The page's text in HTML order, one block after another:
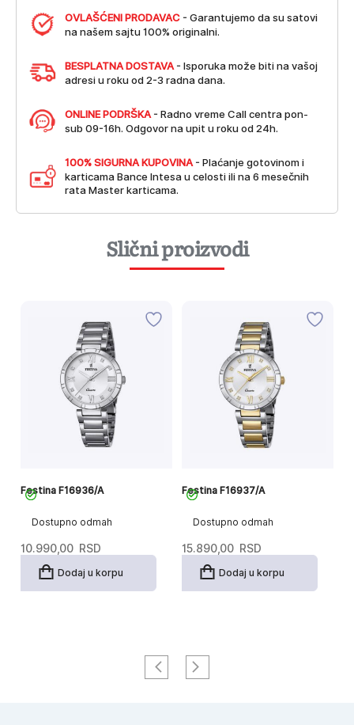
OVLAŠĆENI PRODAVAC - Garantujemo da su satovi
na našem sajtu 100% originalni.
BESPLATNA DOSTAVA - Isporuka može biti na vašoj
adresi u roku od 2-3 radna dana.
ONLINE PODRŠKA - Radno vreme Call centra pon-
sub 09-16h. Odgovor na upit u roku od 24h.
100% SIGURNA KUPOVINA - Plaćanje gotovinom i
karticama Bance Intesa u celosti ili na 6 mesečnih
rata Master karticama.
Slični proizvodi
Dostupno odmah
Festina F16936/A
10.990,00 RSD
Dodaj u korpu
Dostupno odmah
Festina F16937/A
15.890,00 RSD
Dodaj u korpu